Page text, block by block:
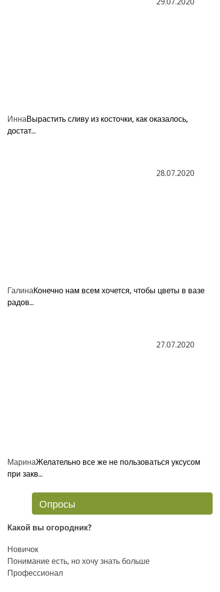
ИннаВырастить сливу из косточки, как оказалось,
достат...
28.07.2020
ГалинаКонечно нам всем хочется, чтобы цветы в вазе
радов...
27.07.2020
МаринаЖелательно все же не пользоваться уксусом
при закв...
Опросы
Какой вы огородник?
Новичок
Понимание есть, но хочу знать больше
Профессионал